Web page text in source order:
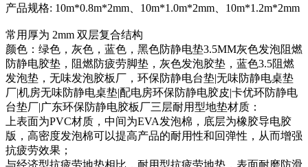
产品规格: 10m*0.8m*2mm、10m*1.0m*2mm、10m*1.2m*2mm
常用厚为 2mm 双层复合结构
颜色：绿色，灰色，蓝色，黑色防静电垫3.5MM灰色发泡阻燃
防静电胶垫，阻燃防疲劳脚垫，灰色发泡胶垫，蓝色3.5阻燃
发泡垫，无味发泡胶板厂，环保防静电台垫|无味防静电桌垫
厂|机房无味防静电桌垫|配电房环保防静电胶皮|卡优环防静电
台垫厂|广东环保防静电胶板厂三层耐用型地垫材质：
上表面为PVC材质，中间为EVA发泡棉，底层为橡胶导电胶
版，高密度发泡棉可以提高产品的耐用性和回弹性，从而增强
抗疲劳效果；
与经济型抗疲劳地垫相比，耐用型抗疲劳地垫，表面耐磨防滑